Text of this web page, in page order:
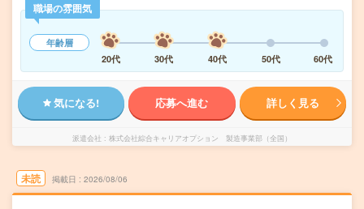
職場の雰囲気
年齢層
20代
30代 40代 50代 60代
気になる! 応募へ進む 詳しく見る
派遣会社 株式会社綜合キャリアオプション 製造事業部（全国）
未読 掲載日 2026/08/06